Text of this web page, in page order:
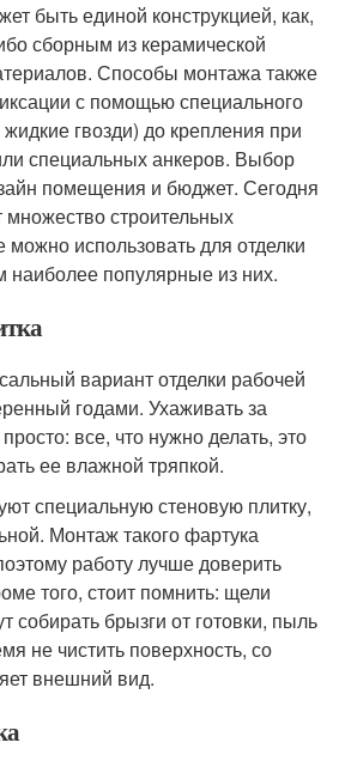
быть единой конструкцией, как,
сборным из керамической
Способы монтажа также
с помощью специального
гвозди) до крепления при
специальных анкеров. Выбор
помещения и бюджет. Сегодня
строительных
использовать для отделки
наиболее популярные из них.
вариант отделки рабочей
годами. Ухаживать за
все, что нужно делать, это
ее влажной тряпкой.
специальную стеновую плитку,
Монтаж такого фартука
работу лучше доверить
того, стоит помнить: щели
собирать брызги от готовки, пыль
не чистить поверхность, со
внешний вид.